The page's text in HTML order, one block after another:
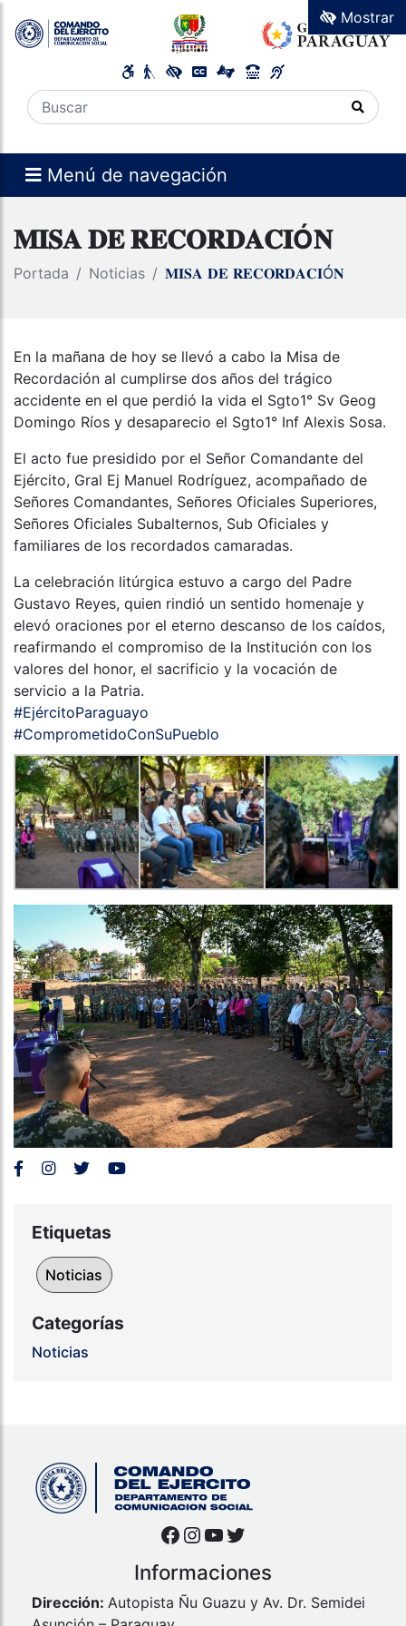
Menú de navegación
Mostrar
𝐌𝐈𝐒𝐀 𝐃𝐄 𝐑𝐄𝐂𝐎𝐑𝐃𝐀𝐂𝐈Ó𝐍
Portada Noticias 𝐌𝐈𝐒𝐀 𝐃𝐄 𝐑𝐄𝐂𝐎𝐑𝐃𝐀𝐂𝐈Ó𝐍
En la mañana de hoy se llevó a cabo la Misa de
Recordación al cumplirse dos años del trágico
accidente en el que perdió la vida el Sgto1° Sv Geog
Domingo Ríos y desaparecio el Sgto1° Inf Alexis Sosa.
El acto fue presidido por el Señor Comandante del
Ejército, Gral Ej Manuel Rodríguez, acompañado de
Señores Comandantes, Señores Oficiales Superiores,
Señores Oficiales Subalternos, Sub Oficiales y
familiares de los recordados camaradas.
La celebración litúrgica estuvo a cargo del Padre
Gustavo Reyes, quien rindió un sentido homenaje y
elevó oraciones por el eterno descanso de los caídos,
reafirmando el compromiso de la Institución con los
valores del honor, el sacrificio y la vocación de
servicio a la Patria.
#EjércitoParaguayo
#ComprometidoConSuPueblo
Etiquetas
Noticias
Categorías
Noticias
Facebook
Instagram
YouTube
Twitter
Informaciones
Dirección: Autopista Ñu Guazu y Av. Dr. Semidei